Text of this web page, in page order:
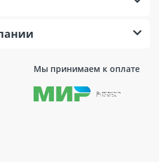
Мы принимаем к оплате